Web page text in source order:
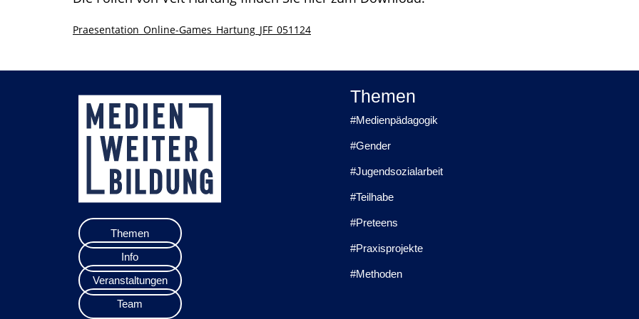
Praesentation_Online-Games_Hartung_JFF_051124
Themen
Info
Veranstaltungen
Team
Themen
#Medienpädagogik
#Gender
#Jugendsozialarbeit
#Teilhabe
#Preteens
#Praxisprojekte
#Methoden